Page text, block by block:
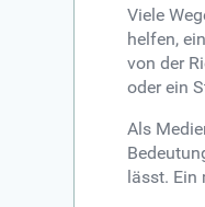
Viele
helfen,
von der
oder ein
Als
lässt.